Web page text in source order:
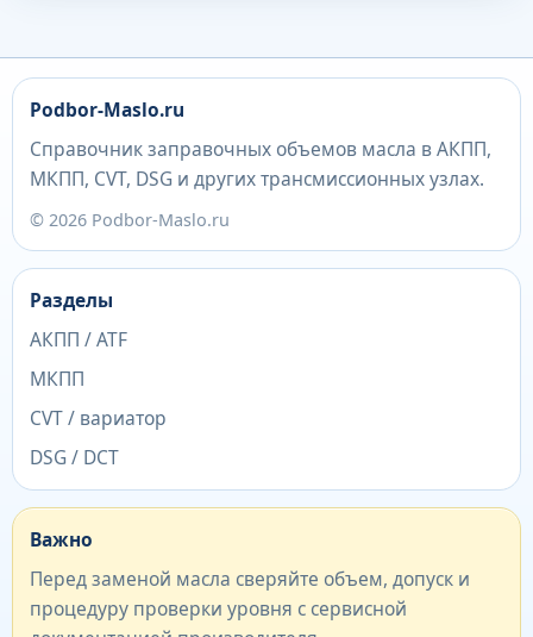
Podbor-Maslo.ru
Справочник заправочных объемов масла в АКПП,
МКПП, CVT, DSG и других трансмиссионных узлах.
© 2026 Podbor-Maslo.ru
Разделы
АКПП / ATF
МКПП
CVT / вариатор
DSG / DCT
Важно
Перед заменой масла сверяйте объем, допуск и
процедуру проверки уровня с сервисной